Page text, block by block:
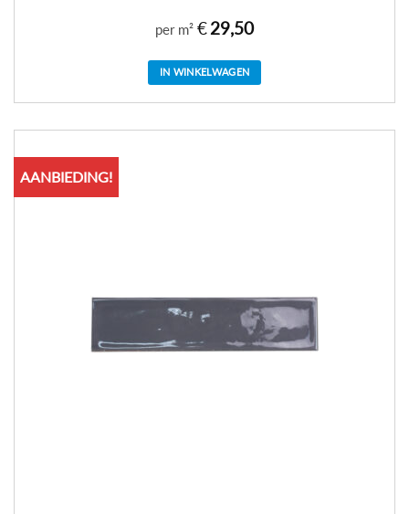
per m² €29,50
IN WINKELWAGEN
AANBIEDING!